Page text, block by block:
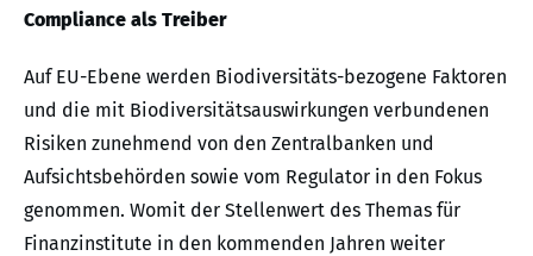
Compliance als Treiber
Auf EU-Ebene werden Biodiversitäts-bezogene Faktoren
und die mit Biodiversitätsauswirkungen verbundenen
Risiken zunehmend von den Zentralbanken und
Aufsichtsbehörden sowie vom Regulator in den Fokus
genommen. Womit der Stellenwert des Themas für
Finanzinstitute in den kommenden Jahren weiter